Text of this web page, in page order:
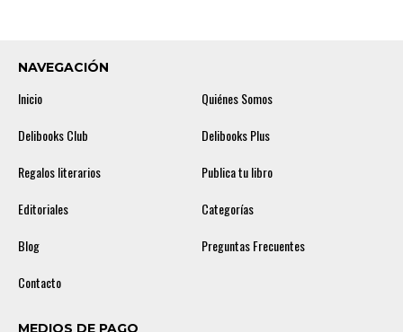
NAVEGACIÓN
Inicio
Quiénes Somos
Delibooks Club
Delibooks Plus
Regalos literarios
Publica tu libro
Editoriales
Categorías
Blog
Preguntas Frecuentes
Contacto
MEDIOS DE PAGO